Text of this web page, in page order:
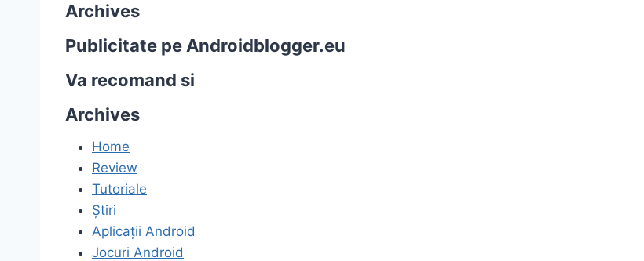
Archives
Publicitate pe Androidblogger.eu
Va recomand si
Archives
Home
Review
Tutoriale
Știri
Aplicații Android
Jocuri Android